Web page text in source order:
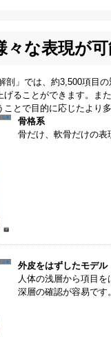
々な表現が
剖」では、約3,500項目
ることができます。ま
とで目的に応じたより
骨格系
骨だけ、軟骨だけの表
外皮をはずしたモデル
人体の浅層から項目
深層の確認が容易です。